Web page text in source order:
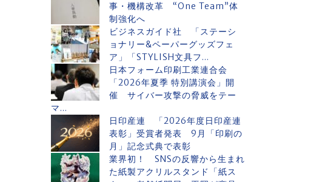
事・機構改革 “One Team”体
制強化へ
ビジネスガイド社 「ステーシ
ョナリー&ペーパーグッズフェ
ア」「STYLISH文具フ...
日本フォーム印刷工業連合会
「2026年夏季 特別講演会」開
催 サイバー攻撃の脅威をテー
マ...
日印産連 「2026年度日印産連
表彰」受賞者発表 9月「印刷の
月」記念式典で表彰
業界初！ SNSの反響から生まれ
た紙製アクリルスタンド「紙ス